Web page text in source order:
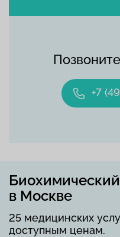
+7
в Москве
25 медицинских
доступным ценам.